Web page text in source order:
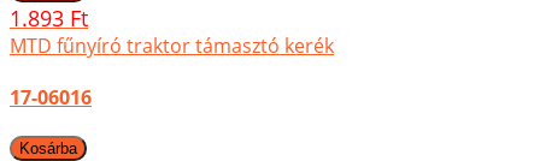
1.893 Ft
MTD fűnyíró traktor támasztó kerék
17-06016